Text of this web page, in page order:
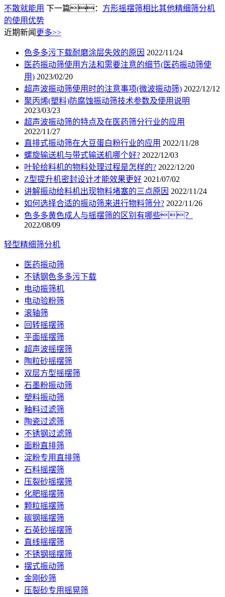
不散就能用 下一篇： 方形摇摆筛相比其他精细筛分机
的使用优势
近期新闻 更多>>
色多多污下载耐磨涂层失效的原因 2022/11/24
医药振动筛使用方法和需要注意的细节(医药振动筛使
用) 2023/02/20
超声波振动筛使用时的注意事项(微波振动筛) 2022/12/12
聚丙烯(塑料)防腐蚀振动筛技术参数及使用说明
2023/03/23
超声波振动筛的特点及在医药筛分行业的应用
2022/11/27
直排式振动筛在大豆蛋白粉行业的应用 2022/11/28
螺旋输送机与带式输送机哪个好? 2022/12/03
叶轮给料机的物料处理过程是怎样的? 2022/12/20
Z型提升机密封设计才能效果更好 2021/07/02
讲解振动给料机出现物料堵塞的三点原因 2022/11/24
如何选择合适的振动筛来进行物料筛分? 2022/11/26
色多多黄色成人与摇摆筛的区别有哪些？
2022/08/09
轻型精细筛分机
医药振动筛
不锈钢色多多污下载
电动振筛机
电动验粉筛
滚轴筛
回转摇摆筛
平面摇摆筛
超声波摇摆筛
陶粒砂摇摆筛
双层方型摇摆筛
石墨粉振动筛
塑料振动筛
釉料过滤筛
陶瓷过滤筛
不锈钢过滤筛
面粉直排筛
淀粉专用直排筛
石料摇摆筛
压裂砂摇摆筛
化肥摇摆筛
颗粒摇摆筛
碳钢摇摆筛
石英砂摇摆筛
直线摇摆筛
不锈钢摇摆筛
摆式振动筛
金刚砂筛
压裂砂专用摇晃筛